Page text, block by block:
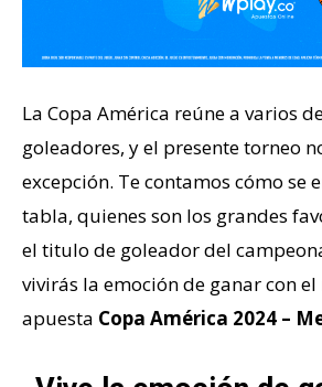
La Copa América reúne a varios
goleadores, y el presente torneo
excepción. Te contamos cómo se
tabla, quienes son los grandes
el titulo de goleador del
vivirás la emoción de ganar con
apuesta Copa América 2024 –